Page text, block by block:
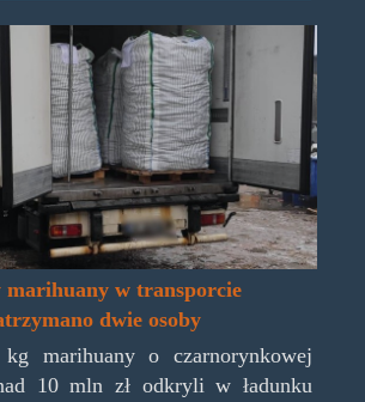
marihuany w transporcie
dwie osoby
marihuany o czarnorynkowej
10 mln zł odkryli w ładunku